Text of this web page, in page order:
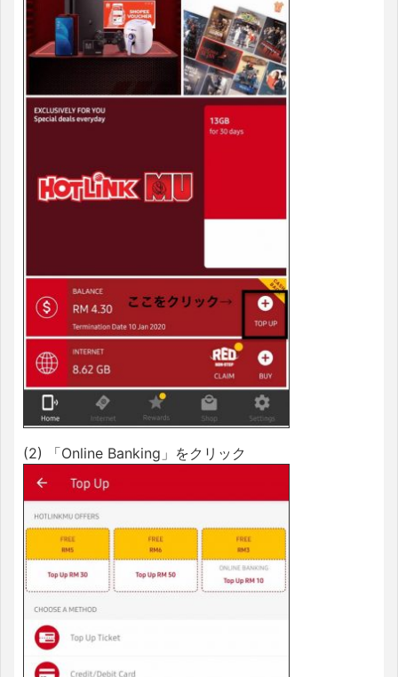
(2) 「Online Banking」をクリック